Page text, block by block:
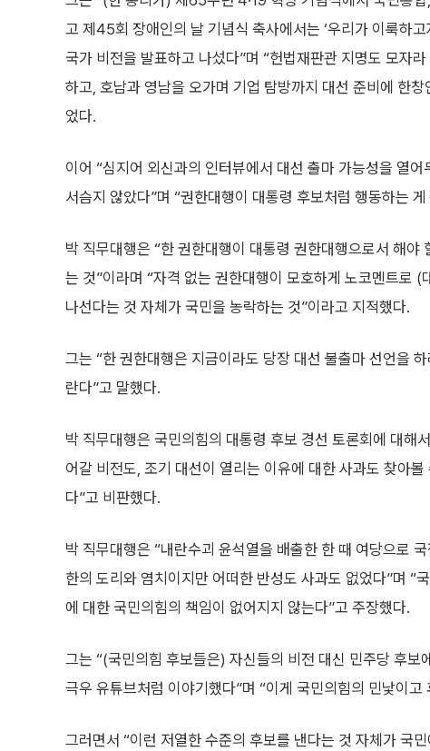
고 제45회 장애인의 날 기념식 축사에서는 ‘우리가 이룩하고
국가 비전을 발표하고 나섰다”며 “헌법재판관 지명도 모자
하고, 호남과 영남을 오가며 기업 탐방까지 대선 준비에 한창
었다.
이어 “심지어 외신과의 인터뷰에서 대선 출마 가능성을 열
서슴지 않았다”며 “권한대행이 대통령 후보처럼 행동하는
박 직무대행은 “한 권한대행이 대통령 권한대행으로서 해
는 것”이라며 “자격 없는 권한대행이 모호하게 노코멘트로
나선다는 것 자체가 국민을 농락하는 것”이라고 지적했다.
그는 “한 권한대행은 지금이라도 당장 대선 불출마 선언을
란다”고 말했다.
박 직무대행은 국민의힘의 대통령 후보 경선 토론회에 대해
어갈 비전도, 조기 대선이 열리는 이유에 대한 사과도 찾아
다”고 비판했다.
박 직무대행은 “내란수괴 윤석열을 배출한 한 때 여당으로
한의 도리와 염치이지만 어떠한 반성도 사과도 없었다”며 “
에 대한 국민의힘의 책임이 없어지지 않는다”고 주장했다.
그는 “(국민의힘 후보들은) 자신들의 비전 대신 민주당 후
극우 유튜브처럼 이야기했다”며 “이게 국민의힘의 민낯이고
그러면서 “이런 저열한 수준의 후보를 낸다는 것 자체가 국